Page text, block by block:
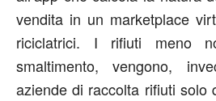
vendita in un marketplace
riciclatrici. I rifiuti meno
smaltimento, vengono,
aziende di raccolta rifiuti solo